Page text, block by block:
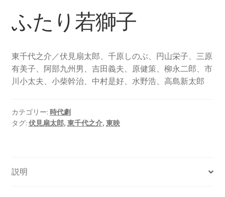
ふたり若獅子
東千代之介／伏見扇太郎、千原しのぶ、円山栄子、三原
有美子、阿部九州男、吉田義夫、原健策、柳永二郎、市
川小太夫、小柴幹治、中村是好、水野浩、高島新太郎
カテゴリー: 時代劇
タグ: 伏見扇太郎, 東千代之介, 東映
説明